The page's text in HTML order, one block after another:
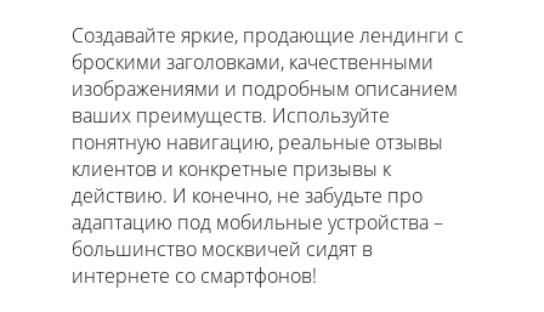
Создавайте яркие, продающие лендинги с
броскими заголовками, качественными
изображениями и подробным описанием
ваших преимуществ. Используйте
понятную навигацию, реальные отзывы
клиентов и конкретные призывы к
действию. И конечно, не забудьте про
адаптацию под мобильные устройства –
большинство москвичей сидят в
интернете со смартфонов!